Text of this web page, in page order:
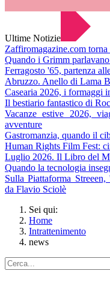
Ultime Notizie
Zaffiromagazine.com
Quando i Grimm
Ferragosto '65, partenza
Abruzzo. Anello di Lama
Casearia 2026, i formaggi
Il bestiario fantastico di
Vacanze estive 2026,
avventure
Gastromanzia, quando il
Human Rights Film Fest:
Luglio 2026. Il Libro del
Quando la tecnologia
Sulla Piattaforma
da Flavio Sciolè
Sei qui:
Home
Intrattenimento
news